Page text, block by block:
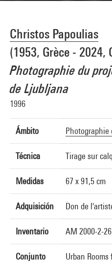
Christos Papoulias
(1953, Grèce - 2024,
Photographie du
de Ljubljana
1996
Ámbito
Técnica Tirage sur
Medidas 67 x 91,5 cm
Adquisición Don de
Inventario AM 2000-2-26
Conjunto
Urban